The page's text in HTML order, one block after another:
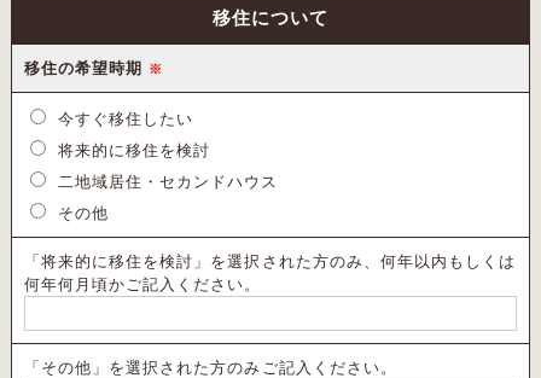
移住について
移住の希望時期 ※
今すぐ移住したい
将来的に移住を検討
二地域居住・セカンドハウス
その他
「将来的に移住を検討」を選択された方のみ、何年以内もしくは
何年何月頃かご記入ください。
「その他」を選択された方のみご記入ください。